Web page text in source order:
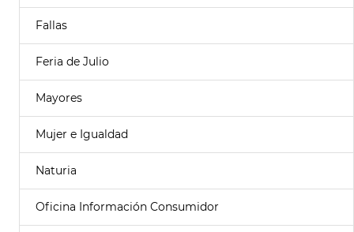
Fallas
Feria de Julio
Mayores
Mujer e Igualdad
Naturia
Oficina Información Consumidor